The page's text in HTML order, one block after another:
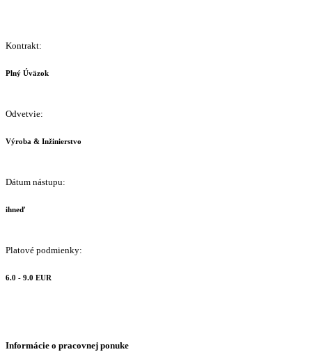
Kontrakt:
Plný Úväzok
Odvetvie:
Výroba & Inžinierstvo
Dátum nástupu:
ihneď
Platové podmienky:
6.0 - 9.0 EUR
Informácie o pracovnej ponuke